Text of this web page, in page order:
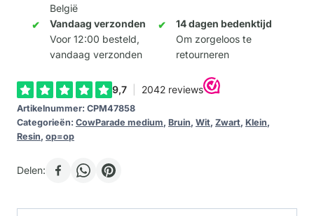
België
Vandaag verzonden
Voor 12:00 besteld,
vandaag verzonden
14 dagen bedenktijd
Om zorgeloos te
retourneren
Artikelnummer: CPM47858
Categorieën: CowParade medium, Bruin, Wit, Zwart, Klein,
Resin, op=op
Delen: